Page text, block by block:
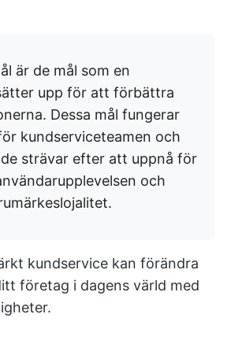
är de mål som en
upp för att förbättra
Dessa mål fungerar
kundserviceteamen och
strävar efter att uppnå för
och
kundservice kan förändra
företag i dagens värld med